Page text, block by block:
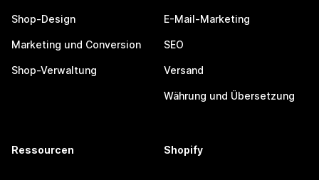
Shop-Design
Marketing und Conversion
Shop-Verwaltung
E-Mail-Marketing
SEO
Versand
Währung und Übersetzung
Ressourcen Shopify